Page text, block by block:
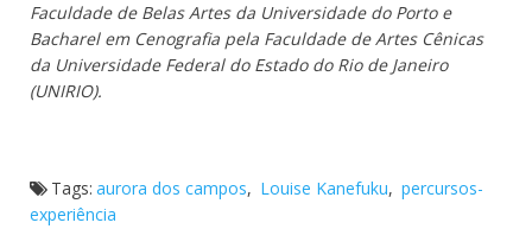
Faculdade de Belas Artes da Universidade do Porto e
Bacharel em Cenografia pela Faculdade de Artes Cênicas
da Universidade Federal do Estado do Rio de Janeiro
(UNIRIO).
Tags: aurora dos campos, Louise Kanefuku, percursos-
experiência